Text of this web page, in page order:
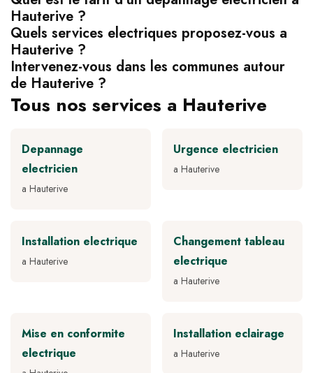
Hauterive ?
Quels services electriques proposez-vous a
Hauterive ?
Intervenez-vous dans les communes autour
de Hauterive ?
Tous nos services a Hauterive
Depannage
electricien
a Hauterive
Urgence electricien
a Hauterive
Installation electrique
a Hauterive
Changement tableau
electrique
a Hauterive
Mise en conformite
electrique
Installation eclairage
a Hauterive